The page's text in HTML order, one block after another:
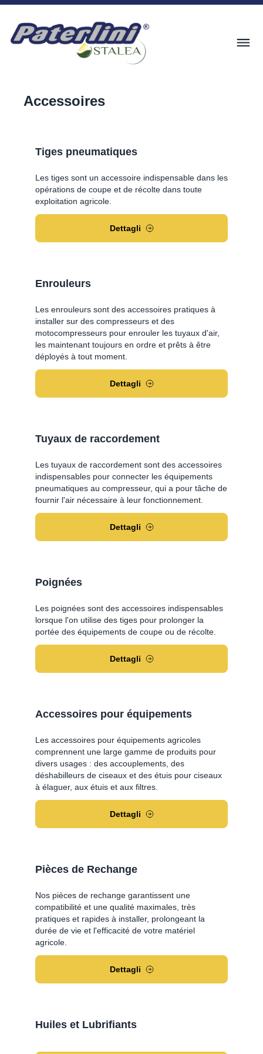
Accessoires
Tiges pneumatiques
Les tiges sont un accessoire indispensable dans les
opérations de coupe et de récolte dans toute
exploitation agricole.
Dettagli
Enrouleurs
Les enrouleurs sont des accessoires pratiques à
installer sur des compresseurs et des
motocompresseurs pour enrouler les tuyaux d'air,
les maintenant toujours en ordre et prêts à être
déployés à tout moment.
Dettagli
Tuyaux de raccordement
Les tuyaux de raccordement sont des accessoires
indispensables pour connecter les équipements
pneumatiques au compresseur, qui a pour tâche de
fournir l'air nécessaire à leur fonctionnement.
Dettagli
Poignées
Les poignées sont des accessoires indispensables
lorsque l'on utilise des tiges pour prolonger la
portée des équipements de coupe ou de récolte.
Dettagli
Accessoires pour équipements
Les accessoires pour équipements agricoles
comprennent une large gamme de produits pour
divers usages : des accouplements, des
déshabilleurs de ciseaux et des étuis pour ciseaux
à élaguer, aux étuis et aux filtres.
Dettagli
Pièces de Rechange
Nos pièces de rechange garantissent une
compatibilité et une qualité maximales, très
pratiques et rapides à installer, prolongeant la
durée de vie et l'efficacité de votre matériel
agricole.
Dettagli
Huiles et Lubrifiants